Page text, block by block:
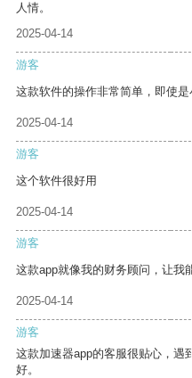
人情。
2025-04-14
游客
这款软件的操作非常简单，即使是
2025-04-14
游客
这个软件很好用
2025-04-14
游客
这款app就像我的财务顾问，让我
2025-04-14
游客
这款加速器app的客服很贴心，遇
好。